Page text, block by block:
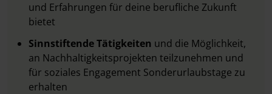
und Erfahrungen für deine berufliche Zukunft
bietet
Sinnstiftende Tätigkeiten und die Möglichkeit,
an Nachhaltigkeitsprojekten teilzunehmen und
für soziales Engagement Sonderurlaubstage zu
erhalten